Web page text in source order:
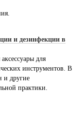
и дезинфекции в
для
инструментов. В
и другие
практики.